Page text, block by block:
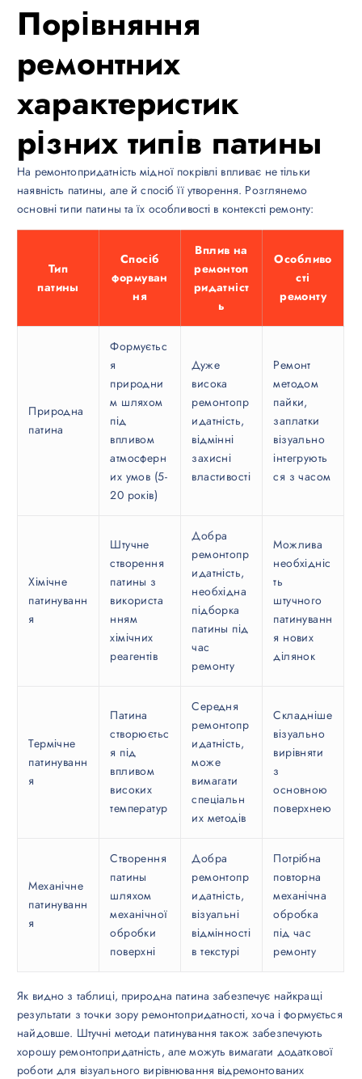
Порівняння
ремонтних
характеристик
різних типів патины
На ремонтопридатність мідної покрівлі впливає не тільки
наявність патины, але й спосіб її утворення. Розглянемо
основні типи патины та їх особливості в контексті ремонту:
Тип
патины
Спосіб
формуван
ня
Вплив на
ремонтоп
ридатніст
ь
Особливо
сті
ремонту
Природна
патина
Формуєтьс
я
природни
м шляхом
під
впливом
атмосферн
их умов (5-
20 років)
Дуже
висока
ремонтопр
идатність,
відмінні
захисні
властивості
Ремонт
методом
пайки,
заплатки
візуально
інтегрують
ся з часом
Хімічне
патинуванн
я
Штучне
створення
патины з
використа
нням
хімічних
реагентів
Добра
ремонтопр
идатність,
необхідна
підборка
патины під
час
ремонту
Можлива
необхідніс
ть
штучного
патинуванн
я нових
ділянок
Термічне
патинуванн
я
Патина
створюєтьс
я під
впливом
високих
температур
Середня
ремонтопр
идатність,
може
вимагати
спеціальн
их методів
Складніше
візуально
вирівняти
з
основною
поверхнею
Механічне
патинуванн
я
Створення
патины
шляхом
механічної
обробки
поверхні
Добра
ремонтопр
идатність,
візуальні
відмінності
в текстурі
Потрібна
повторна
механічна
обробка
під час
ремонту
Як видно з таблиці, природна патина забезпечує найкращі
результати з точки зору ремонтопридатності, хоча і формується
найдовше. Штучні методи патинування також забезпечують
хорошу ремонтопридатність, але можуть вимагати додаткової
роботи для візуального вирівнювання відремонтованих